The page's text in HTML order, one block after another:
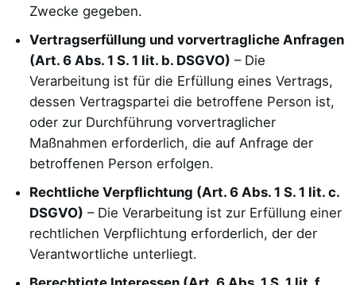
Zwecke gegeben.
Vertragserfüllung und vorvertragliche Anfragen
(Art. 6 Abs. 1 S. 1 lit. b. DSGVO) – Die
Verarbeitung ist für die Erfüllung eines Vertrags,
dessen Vertragspartei die betroffene Person ist,
oder zur Durchführung vorvertraglicher
Maßnahmen erforderlich, die auf Anfrage der
betroffenen Person erfolgen.
Rechtliche Verpflichtung (Art. 6 Abs. 1 S. 1 lit. c.
DSGVO) – Die Verarbeitung ist zur Erfüllung einer
rechtlichen Verpflichtung erforderlich, der der
Verantwortliche unterliegt.